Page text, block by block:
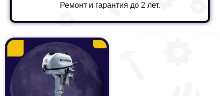
Ремонт и гарантия до 2 лет.